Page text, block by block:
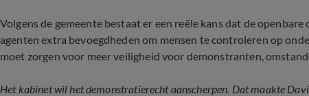
Volgens de gemeente bestaat er een reële kans dat de
agenten extra bevoegdheden om mensen te controleren op
moet zorgen voor meer veiligheid voor demonstranten,
Het kabinet wil het demonstratierecht aanscherpen. Dat maakte